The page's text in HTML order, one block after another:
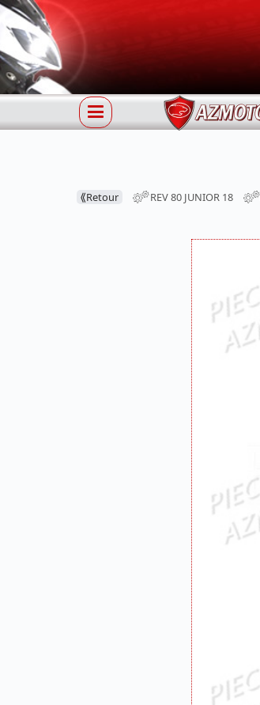
⟪Retour REV 80 JUNIOR 18